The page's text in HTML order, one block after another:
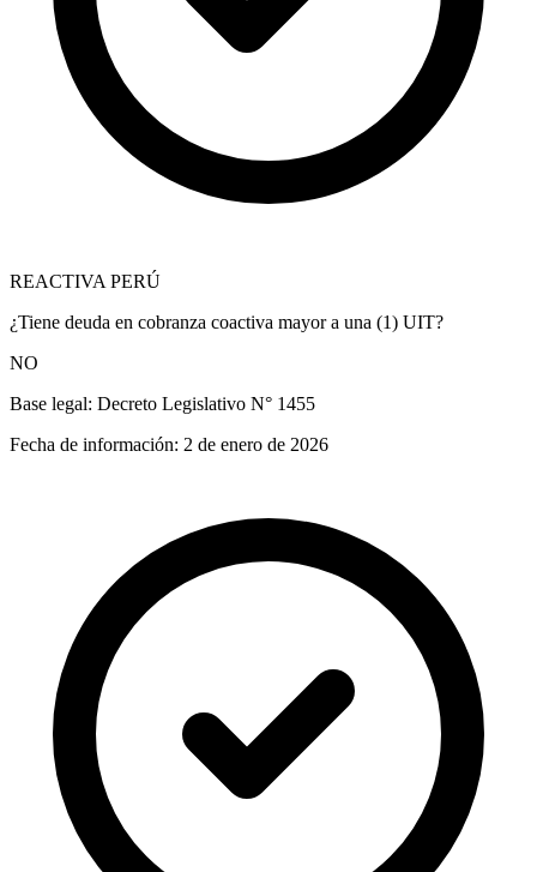
REACTIVA PERÚ
¿Tiene deuda en cobranza coactiva mayor a una (1) UIT?
NO
Base legal: Decreto Legislativo N° 1455
Fecha de información: 2 de enero de 2026